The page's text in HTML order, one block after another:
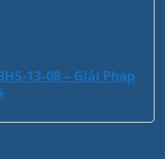
13-08 – Giải Pháp